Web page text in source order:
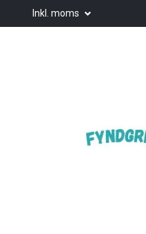
Inkl. moms